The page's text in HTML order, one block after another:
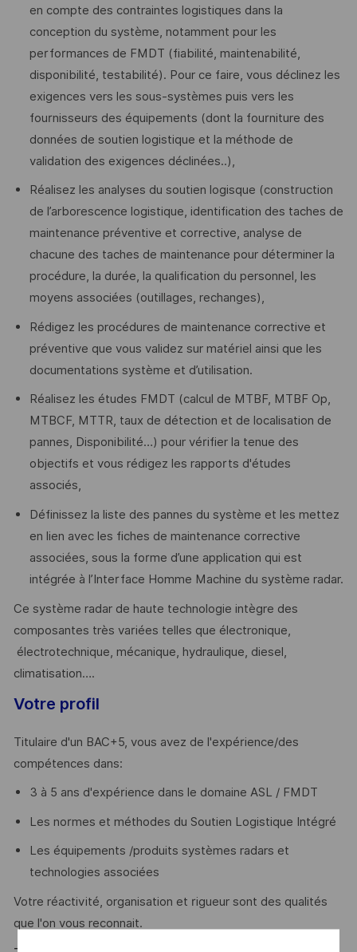
en compte des contraintes logistiques dans la
conception du système, notamment pour les
performances de FMDT (fiabilité, maintenabilité,
disponibilité, testabilité). Pour ce faire, vous déclinez les
exigences vers les sous-systèmes puis vers les
fournisseurs des équipements (dont la fourniture des
données de soutien logistique et la méthode de
validation des exigences déclinées..),
Réalisez les analyses du soutien logisque (construction
de l’arborescence logistique, identification des taches de
maintenance préventive et corrective, analyse de
chacune des taches de maintenance pour déterminer la
procédure, la durée, la qualification du personnel, les
moyens associées (outillages, rechanges),
Rédigez les procédures de maintenance corrective et
préventive que vous validez sur matériel ainsi que les
documentations système et d’utilisation.
Réalisez les études FMDT (calcul de MTBF, MTBF Op,
MTBCF, MTTR, taux de détection et de localisation de
pannes, Disponibilité…) pour vérifier la tenue des
objectifs et vous rédigez les rapports d'études
associés,
Définissez la liste des pannes du système et les mettez
en lien avec les fiches de maintenance corrective
associées, sous la forme d’une application qui est
intégrée à l’Interface Homme Machine du système radar.
Ce système radar de haute technologie intègre des
composantes très variées telles que électronique,
électrotechnique, mécanique, hydraulique, diesel,
climatisation….
Votre profil
Titulaire d'un BAC+5, vous avez de l'expérience/des
compétences dans:
3 à 5 ans d'expérience dans le domaine ASL / FMDT
Les normes et méthodes du Soutien Logistique Intégré
Les équipements /produits systèmes radars et
technologies associées
Votre réactivité, organisation et rigueur sont des qualités
que l'on vous reconnait.